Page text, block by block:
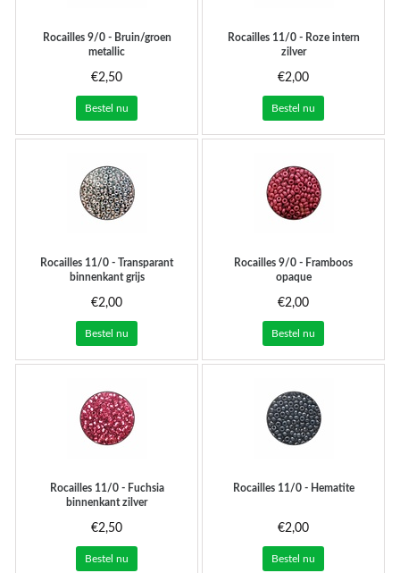
Rocailles 9/0 - Bruin/groen
metallic
€2,50
Bestel nu
Rocailles 11/0 - Roze intern
zilver
€2,00
Bestel nu
Rocailles 11/0 - Transparant
binnenkant grijs
€2,00
Bestel nu
Rocailles 9/0 - Framboos
opaque
€2,00
Bestel nu
Rocailles 11/0 - Fuchsia
binnenkant zilver
€2,50
Bestel nu
Rocailles 11/0 - Hematite
€2,00
Bestel nu